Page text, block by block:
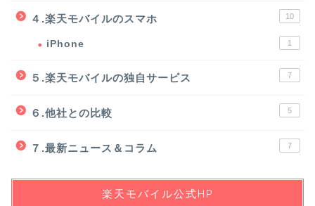
４.楽天モバイルのスマホ 10
iPhone 1
５.楽天モバイルの独自サービス 7
６.他社との比較 5
７.最新ニュース＆コラム 7
楽天モバイル公式HP